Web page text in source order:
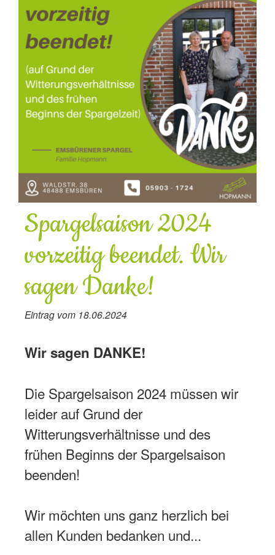
Spargelsaison 2024
vorzeitig beendet. Wir
sagen Danke!
Eintrag vom 18.06.2024
Wir sagen DANKE!
Die Spargelsaison 2024 müssen wir
leider auf Grund der
Witterungsverhältnisse und des
frühen Beginns der Spargelsaison
beenden!
Wir möchten uns ganz herzlich bei
allen Kunden bedanken und...